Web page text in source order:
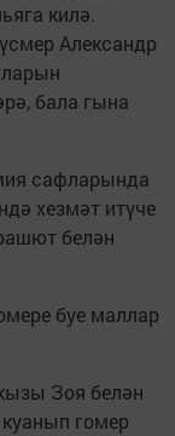
килә.
Александр
бала гына
сафларында
хезмәт итүче
белән
буе маллар
Зоя белән
гомер